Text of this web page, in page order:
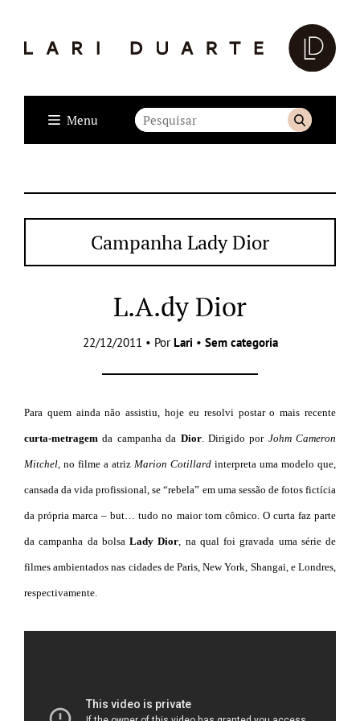
Menu
Campanha Lady Dior
L.A.dy Dior
22/12/2011 • Por Lari • Sem categoria
Para quem ainda não assistiu, hoje eu resolvi postar o mais recente
curta-metragem da campanha da Dior. Dirigido por Johm Cameron
Mitchel , no filme a atriz Marion Cotillard interpreta uma modelo que,
cansada da vida profissional, se “rebela” em uma sessão de fotos fictícia
da própria marca – but… tudo no maior tom cômico. O curta faz parte
da campanha da bolsa Lady Dior , na qual foi gravada uma série de
filmes ambientados nas cidades de Paris, New York, Shangai, e Londres,
respectivamente.